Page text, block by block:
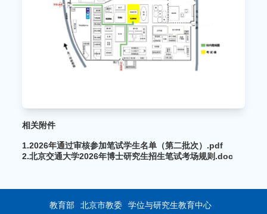
相关附件
1.2026年通过审核参加笔试学生名单（第二批次）.pdf
2.北京交通大学2026年博士研究生招生笔试考场规则.doc
教育部 北京市教委
学位与研究生教育中心